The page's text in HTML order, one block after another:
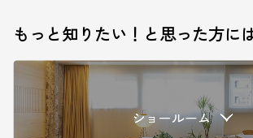
もっと知りたい！と思った方に